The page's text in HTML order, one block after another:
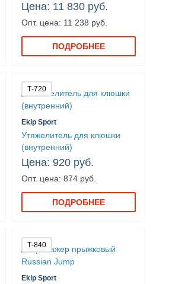
Цена: 11 830 руб.
Опт. цена: 11 238 руб.
ПОДРОБНЕЕ
Т-720
Ekip Sport
Утяжелитель для клюшки
(внутренний)
Цена: 920 руб.
Опт. цена: 874 руб.
ПОДРОБНЕЕ
Т-840
Ekip Sport